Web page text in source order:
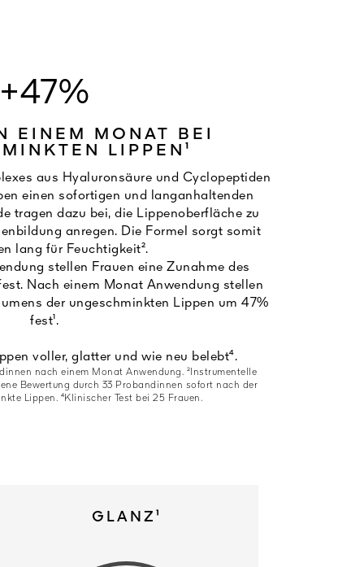
+47%
EINEM MONAT BEI
LIPPEN¹
aus Hyaluronsäure und Cyclopeptiden
einen sofortigen und langanhaltenden
tragen dazu bei, die Lippenoberfläche zu
anregen. Die Formel sorgt somit
lang für Feuchtigkeit².
stellen Frauen eine Zunahme des
Nach einem Monat Anwendung stellen
der ungeschminkten Lippen um 47%
fest¹.
voller, glatter und wie neu belebt⁴.
nach einem Monat Anwendung. ²Instrumentelle
Bewertung durch 33 Probandinnen sofort nach der
Lippen. ⁴Klinischer Test bei 25 Frauen.
GLANZ¹